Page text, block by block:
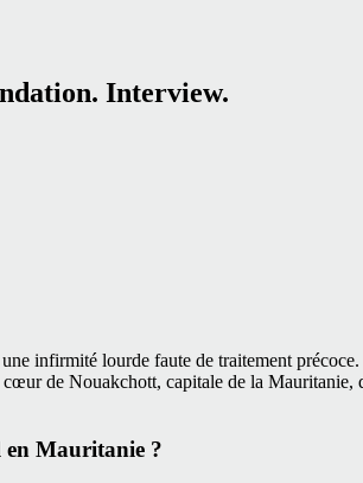
Interview.
infirmité lourde faute de traitement
de Nouakchott, capitale de la Mauritanie,
en Mauritanie ?